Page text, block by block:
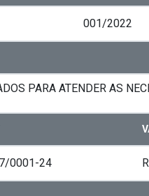
001/2022
PARA ATENDER AS
0001-24